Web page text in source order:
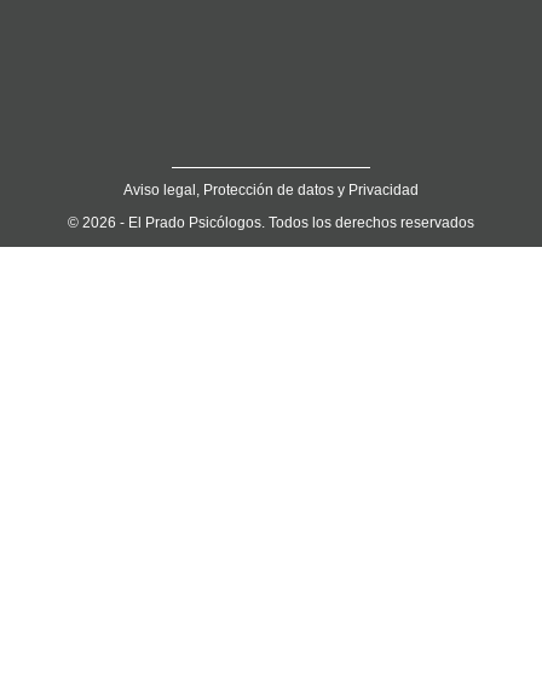
Aviso legal, Protección de datos y Privacidad
© 2026 - El Prado Psicólogos. Todos los derechos reservados